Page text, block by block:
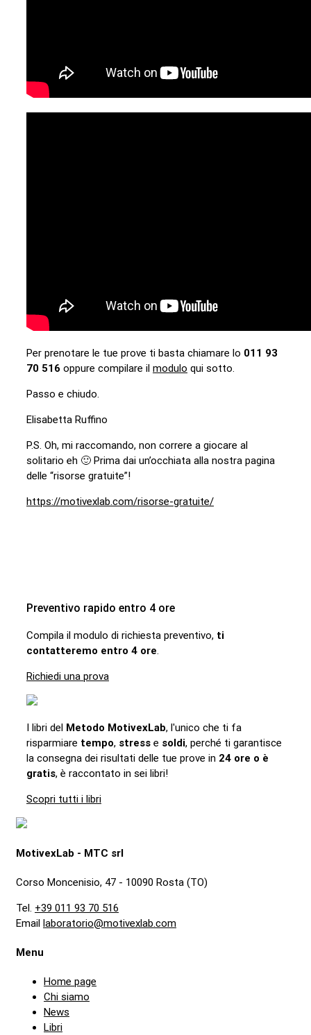
Per prenotare le tue prove ti basta chiamare lo 011 93
70 516 oppure compilare il modulo qui sotto.
Passo e chiudo.
Elisabetta Ruffino
P.S. Oh, mi raccomando, non correre a giocare al
solitario eh 🙂 Prima dai un’occhiata alla nostra pagina
delle “risorse gratuite”!
https://motivexlab.com/risorse-gratuite/
Preventivo rapido entro 4 ore
Compila il modulo di richiesta preventivo, ti
contatteremo entro 4 ore
Richiedi una prova
I libri del Metodo MotivexLab, l'unico che ti fa
risparmiare tempo, stress e soldi, perché ti garantisce
la consegna dei risultati delle tue prove in 24 ore o è
gratis, è raccontato in sei libri!
Scopri tutti i libri
MotivexLab - MTC srl
Corso Moncenisio, 47 - 10090 Rosta (TO)
Tel. +39 011 93 70 516
Email laboratorio@motivexlab.com
Menu
Home page
Chi siamo
News
Libri